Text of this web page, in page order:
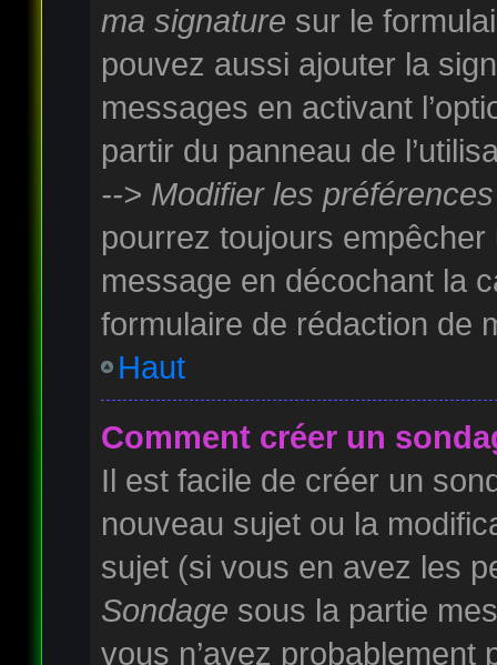
ma signature sur le
pouvez aussi ajouter la
messages en activant
partir du panneau de
--> Modifier les
pourrez toujours empêcher
message en décochant la
formulaire de rédaction de
Haut
Comment créer un
Il est facile de créer un
nouveau sujet ou la
sujet (si vous en avez les
Sondage sous la partie
vous n’avez probablement